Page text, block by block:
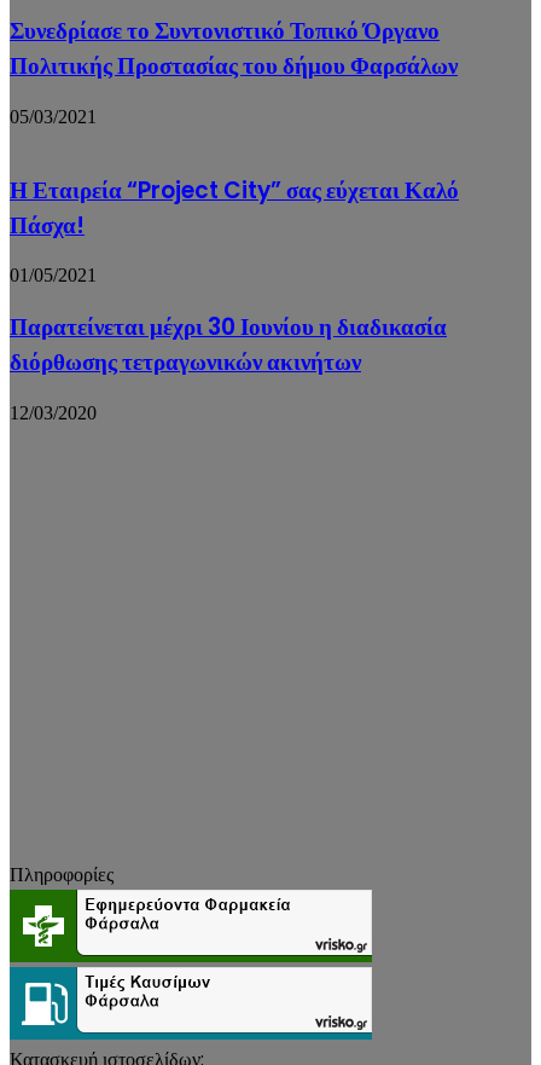
Συνεδρίασε το Συντονιστικό Τοπικό Όργανο
Πολιτικής Προστασίας του δήμου Φαρσάλων
05/03/2021
Η Εταιρεία “Project City” σας εύχεται Καλό
Πάσχα!
01/05/2021
Παρατείνεται μέχρι 30 Ιουνίου η διαδικασία
διόρθωσης τετραγωνικών ακινήτων
12/03/2020
Πληροφορίες
Κατασκευή ιστοσελίδων: